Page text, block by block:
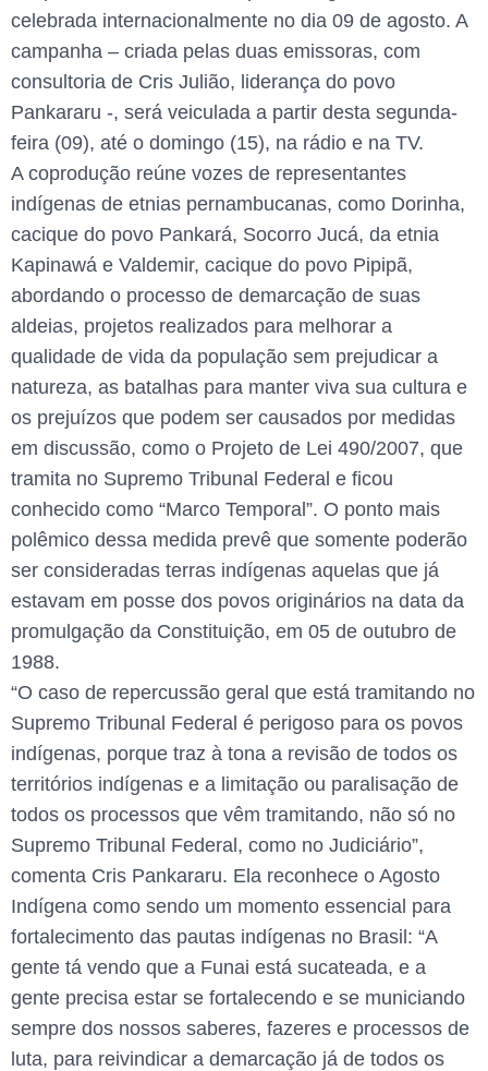
celebrada internacionalmente no dia 09 de agosto. A
campanha – criada pelas duas emissoras, com
consultoria de Cris Julião, liderança do povo
Pankararu -, será veiculada a partir desta segunda-
feira (09), até o domingo (15), na rádio e na TV.
A coprodução reúne vozes de representantes
indígenas de etnias pernambucanas, como Dorinha,
cacique do povo Pankará, Socorro Jucá, da etnia
Kapinawá e Valdemir, cacique do povo Pipipã,
abordando o processo de demarcação de suas
aldeias, projetos realizados para melhorar a
qualidade de vida da população sem prejudicar a
natureza, as batalhas para manter viva sua cultura e
os prejuízos que podem ser causados por medidas
em discussão, como o Projeto de Lei 490/2007, que
tramita no Supremo Tribunal Federal e ficou
conhecido como “Marco Temporal”. O ponto mais
polêmico dessa medida prevê que somente poderão
ser consideradas terras indígenas aquelas que já
estavam em posse dos povos originários na data da
promulgação da Constituição, em 05 de outubro de
1988.
“O caso de repercussão geral que está tramitando no
Supremo Tribunal Federal é perigoso para os povos
indígenas, porque traz à tona a revisão de todos os
territórios indígenas e a limitação ou paralisação de
todos os processos que vêm tramitando, não só no
Supremo Tribunal Federal, como no Judiciário”,
comenta Cris Pankararu. Ela reconhece o Agosto
Indígena como sendo um momento essencial para
fortalecimento das pautas indígenas no Brasil: “A
gente tá vendo que a Funai está sucateada, e a
gente precisa estar se fortalecendo e se municiando
sempre dos nossos saberes, fazeres e processos de
luta, para reivindicar a demarcação já de todos os